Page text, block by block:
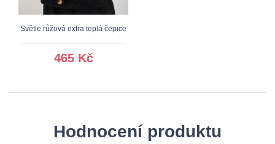
Světle růžová extra teplá čepice
465 Kč
Hodnocení produktu